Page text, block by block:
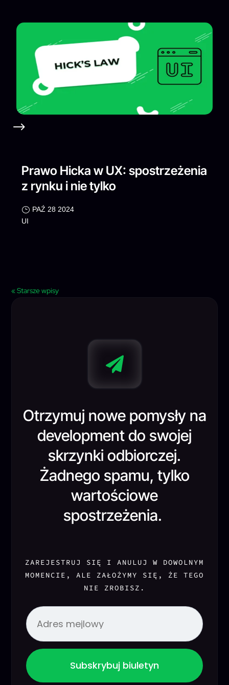
Prawo Hicka w UX: spostrzeżenia
z rynku i nie tylko
PAŹ 28 2024
UI
« Starsze wpisy

Otrzymuj nowe pomysły na
development do swojej
skrzynki odbiorczej.
Żadnego spamu, tylko
wartościowe
spostrzeżenia.
ZAREJESTRUJ SIĘ I ANULUJ W DOWOLNYM
MOMENCIE, ALE ZAŁOŻYMY SIĘ, ŻE TEGO
NIE ZROBISZ.
Subskrybuj biuletyn